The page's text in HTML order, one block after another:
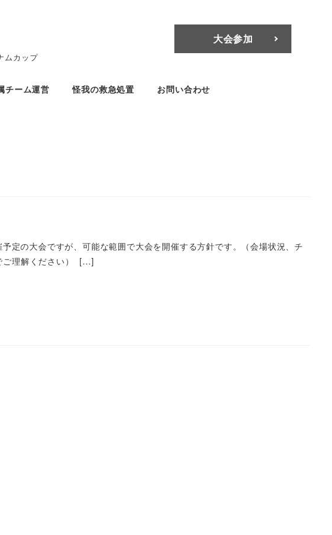
ムカップ
大会参加
チーム運営 怪我の救急処置 お問い合わせ
定の大会ですが、可能な範囲で大会を開催する方針です。（会場状況、チ
ご理解ください） […]